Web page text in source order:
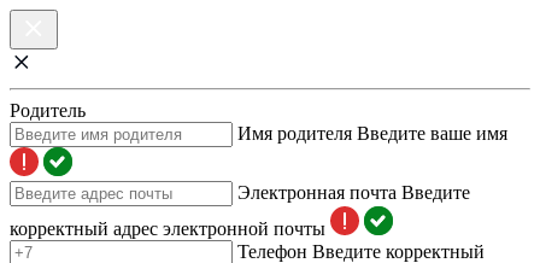
Родитель
Имя родителя Введите ваше имя
Электронная почта Введите
корректный адрес электронной почты
Телефон Введите корректный